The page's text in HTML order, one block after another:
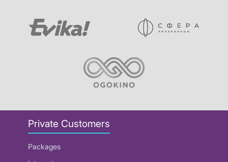
Private Customers
Packages